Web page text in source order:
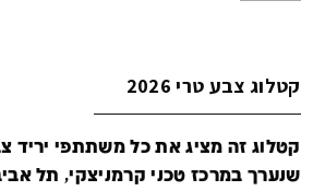
קטלוג צבע טרי 2026
שנערך במרכז טכני קרמניצקי, תל